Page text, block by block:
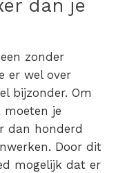
dan je
zonder
er wel over
bijzonder. Om
moeten je
dan honderd
Door dit
mogelijk dat er